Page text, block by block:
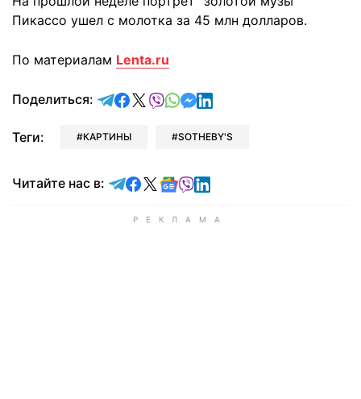
Пикассо ушел с молотка за 45 млн долларов.
По материалам Lenta.ru
Поделиться: отправить в Telegram
поделиться в Facebook
поделиться в X
отправить в Viber
отправить в Whatsapp
отправить в Messenger
отправить в LinkedIn
Теги: КАРТИНЫ SOTHEBY'S
Читайте нас в: Читайте в Telegram
Читайте в Facebook
Читайте в X
Читайте в Google news
Читайте в Viber
Читайте в LinkedIn